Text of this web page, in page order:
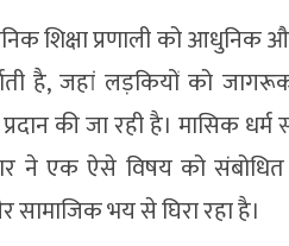
शिक्षा प्रणाली को
है, जहां लड़कियों को
की जा रही है। मासिक धर्म
ने एक ऐसे विषय को संबोधित
भय से घिरा रहा है।